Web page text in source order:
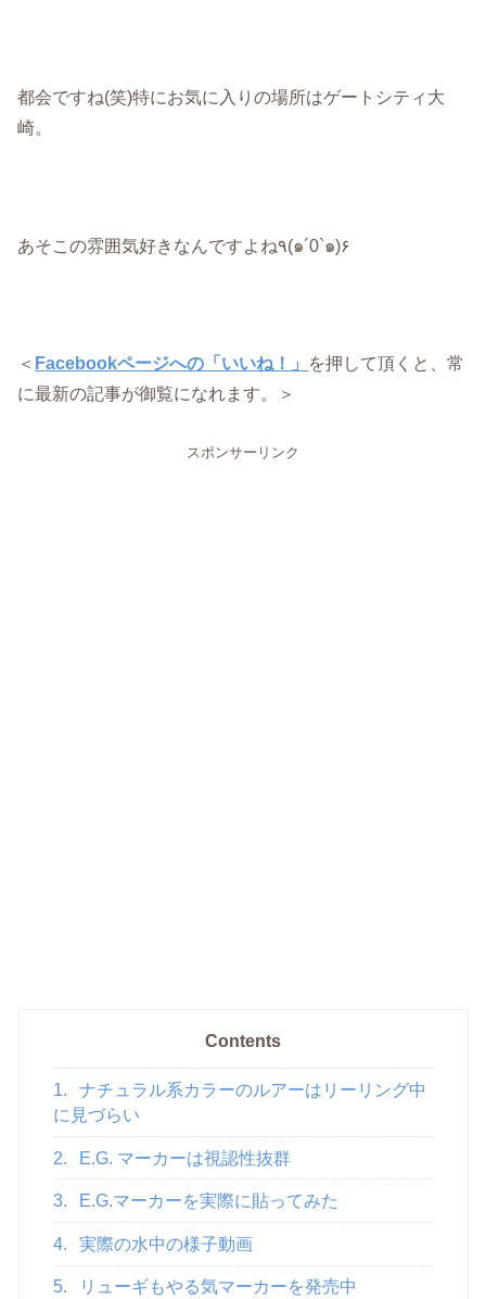
都会ですね(笑)特にお気に入りの場所はゲートシティ大
崎。
あそこの雰囲気好きなんですよね٩(๑´0`๑)۶
＜ Facebookページへの「いいね！」 を押して頂くと、常
に最新の記事が御覧になれます。＞
スポンサーリンク
Contents
1.
ナチュラル系カラーのルアーはリーリング中
に見づらい
2. E.G. マーカーは視認性抜群
3. E.G.マーカーを実際に貼ってみた
4. 実際の水中の様子動画
5. リューギもやる気マーカーを発売中